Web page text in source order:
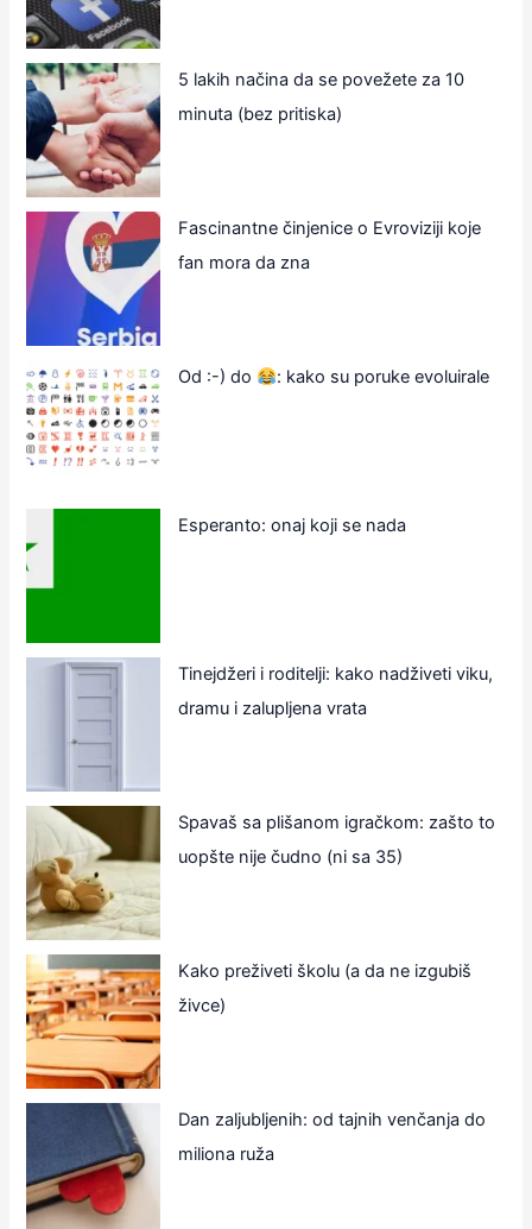
5 lakih načina da se povežete za 10
minuta (bez pritiska)
Fascinantne činjenice o Evroviziji koje
fan mora da zna
Od :-) do : kako su poruke evoluirale
Esperanto: onaj koji se nada
Tinejdžeri i roditelji: kako nadživeti viku,
dramu i zalupljena vrata
Spavaš sa plišanom igračkom: zašto to
uopšte nije čudno (ni sa 35)
Kako preživeti školu (a da ne izgubiš
živce)
Dan zaljubljenih: od tajnih venčanja do
miliona ruža